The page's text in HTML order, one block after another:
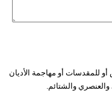
للمقدسات أو مهاجمة الأديان
والعنصري والشتائم.